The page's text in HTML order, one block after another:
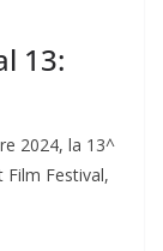
13:
2024, la 13^
Film Festival,